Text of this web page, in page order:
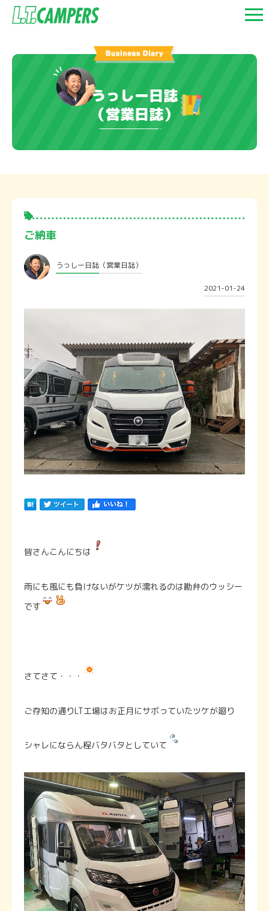
うっしー日誌
（営業日誌）
ご納車
うっしー日誌 （営業日誌）
2021-01-24
皆さんこんにちは
雨にも風にも負けないがケツが濡れるのは勘弁のウッシー
です
さてさて・・・
ご存知の通りLT工場はお正月にサボっていたツケが廻り
シャレにならん程バタバタとしていて